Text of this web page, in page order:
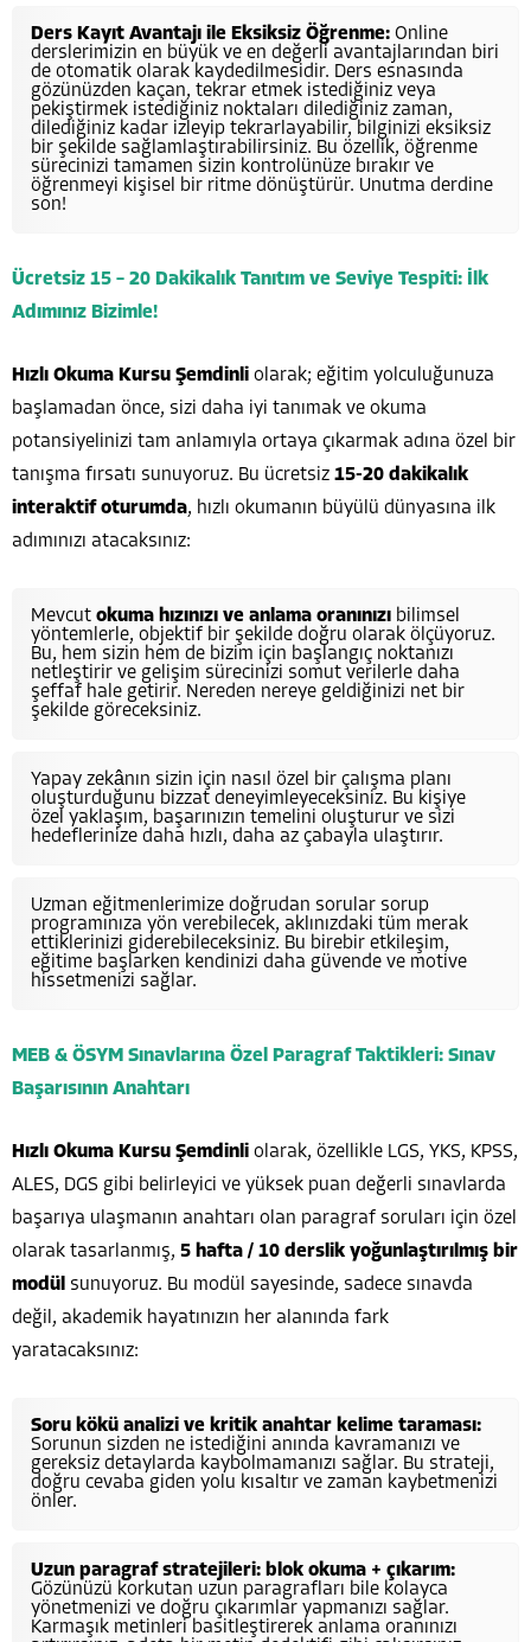
Ders Kayıt Avantajı ile Eksiksiz Öğrenme: Online
derslerimizin en büyük ve en değerli avantajlarından biri
de otomatik olarak kaydedilmesidir. Ders esnasında
gözünüzden kaçan, tekrar etmek istediğiniz veya
pekiştirmek istediğiniz noktaları dilediğiniz zaman,
dilediğiniz kadar izleyip tekrarlayabilir, bilginizi eksiksiz
bir şekilde sağlamlaştırabilirsiniz. Bu özellik, öğrenme
sürecinizi tamamen sizin kontrolünüze bırakır ve
öğrenmeyi kişisel bir ritme dönüştürür. Unutma derdine
son!
Ücretsiz 15 – 20 Dakikalık Tanıtım ve Seviye Tespiti: İlk
Adımınız Bizimle!
Hızlı Okuma Kursu Şemdinli olarak; eğitim yolculuğunuza
başlamadan önce, sizi daha iyi tanımak ve okuma
potansiyelinizi tam anlamıyla ortaya çıkarmak adına özel bir
tanışma fırsatı sunuyoruz. Bu ücretsiz 15-20 dakikalık
interaktif oturumda, hızlı okumanın büyülü dünyasına ilk
adımınızı atacaksınız:
Mevcut okuma hızınızı ve anlama oranınızı bilimsel
yöntemlerle, objektif bir şekilde doğru olarak ölçüyoruz.
Bu, hem sizin hem de bizim için başlangıç noktanızı
netleştirir ve gelişim sürecinizi somut verilerle daha
şeffaf hale getirir. Nereden nereye geldiğinizi net bir
şekilde göreceksiniz.
Yapay zekânın sizin için nasıl özel bir çalışma planı
oluşturduğunu bizzat deneyimleyeceksiniz. Bu kişiye
özel yaklaşım, başarınızın temelini oluşturur ve sizi
hedeflerinize daha hızlı, daha az çabayla ulaştırır.
Uzman eğitmenlerimize doğrudan sorular sorup
programınıza yön verebilecek, aklınızdaki tüm merak
ettiklerinizi giderebileceksiniz. Bu birebir etkileşim,
eğitime başlarken kendinizi daha güvende ve motive
hissetmenizi sağlar.
MEB & ÖSYM Sınavlarına Özel Paragraf Taktikleri: Sınav
Başarısının Anahtarı
Hızlı Okuma Kursu Şemdinli olarak, özellikle LGS, YKS, KPSS,
ALES, DGS gibi belirleyici ve yüksek puan değerli sınavlarda
başarıya ulaşmanın anahtarı olan paragraf soruları için özel
olarak tasarlanmış, 5 hafta / 10 derslik yoğunlaştırılmış bir
modül sunuyoruz. Bu modül sayesinde, sadece sınavda
değil, akademik hayatınızın her alanında fark
yaratacaksınız:
Soru kökü analizi ve kritik anahtar kelime taraması:
Sorunun sizden ne istediğini anında kavramanızı ve
gereksiz detaylarda kaybolmamanızı sağlar. Bu strateji,
doğru cevaba giden yolu kısaltır ve zaman kaybetmenizi
önler.
Uzun paragraf stratejileri: blok okuma + çıkarım:
Gözünüzü korkutan uzun paragrafları bile kolayca
yönetmenizi ve doğru çıkarımlar yapmanızı sağlar.
Karmaşık metinleri basitleştirerek anlama oranınızı